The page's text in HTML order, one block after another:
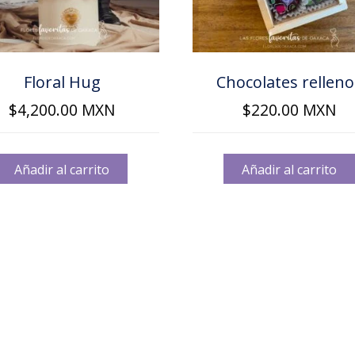
Floral Hug
$4,200.00 MXN
Añadir al carrito
Chocolates
$220.00 MXN
Añadir al carrito